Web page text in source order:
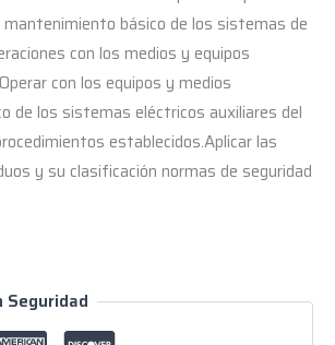
básico de los sistemas de
con los medios y equipos
con los equipos y medios
de los sistemas eléctricos auxiliares del
establecidos.Aplicar las
y su clasificación normas de seguridad
Seguridad